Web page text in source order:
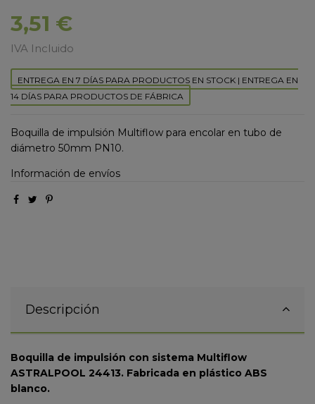
3,51 €
IVA Incluido
ENTREGA EN 7 DÍAS PARA PRODUCTOS EN STOCK | ENTREGA EN
14 DÍAS PARA PRODUCTOS DE FÁBRICA
Boquilla de impulsión Multiflow para encolar en tubo de
diámetro 50mm PN10.
Información de envíos
Descripción
Boquilla de impulsión con sistema Multiflow
ASTRALPOOL 24413. Fabricada en plástico ABS
blanco.